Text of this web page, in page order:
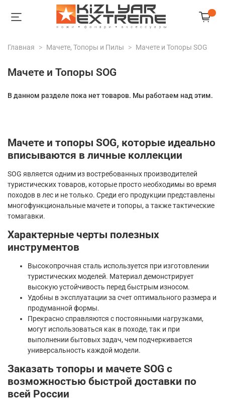
Главная Мачете, Топоры и Пилы Мачете и Топоры SOG
Мачете и Топоры SOG
В данном разделе пока нет товаров. Мы работаем над этим.
Мачете и топоры SOG, которые идеально
вписываются в личные коллекции
SOG является одним из востребованных производителей
туристических товаров, которые просто необходимы во время
походов в лес и не только. Среди его продукции представлены
многофункциональные мачете и топоры, а также тактические
томагавки.
Характерные черты полезных
инструментов
Высокопрочная сталь используется при изготовлении
туристических моделей. Материал демонстрирует
высокую устойчивость перед быстрым износом.
Удобны в эксплуатации за счет оптимального размера и
продуманной формы.
Прекрасно справляются с постоянными нагрузками,
могут использоваться как в походе, так и при
выполнении бытовых задач, чем подчеркивается
универсальность каждой модели.
Заказать топоры и мачете SOG с
возможностью быстрой доставки по
всей России